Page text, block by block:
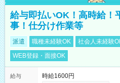
給与即払いOK！高時給！
事！仕分け作業等
派遣 職種未経験OK 社会人未経験
WEB登録・面接OK
給与
時給1600円